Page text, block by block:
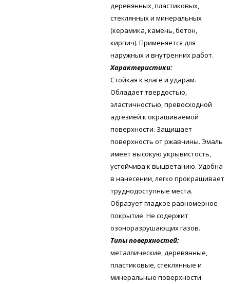
деревянных, пластиковых,
стеклянных и минеральных
(керамика, камень, бетон,
кирпич). Применяется для
наружных и внутренних работ.
Характеристики:
Стойкая к влаге и ударам.
Обладает твердостью,
эластичностью, превосходной
адгезией к окрашиваемой
поверхности. Защищает
поверхность от ржавчины. Эмаль
имеет высокую укрывистость,
устойчива к выцветанию. Удобна
в нанесении, легко прокрашивает
труднодоступные места.
Образует гладкое равномерное
покрытие. Не содержит
озоноразрушающих газов.
Типы поверхностей:
металлические, деревянные,
пластиковые, стеклянные и
минеральные поверхности